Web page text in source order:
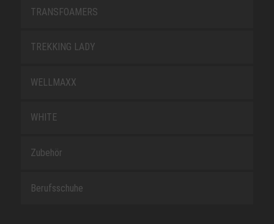
TRANSFOAMERS
TREKKING LADY
WELLMAXX
WHITE
Zubehör
Berufsschuhe